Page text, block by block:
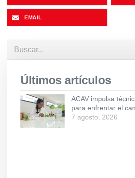
EMAIL
Últimos artículos
ACAV impulsa
para enfrentar el
7 agosto, 2026